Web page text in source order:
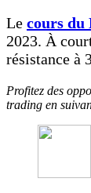
Le cours du
2023. À
résistance à
Profitez des
trading en